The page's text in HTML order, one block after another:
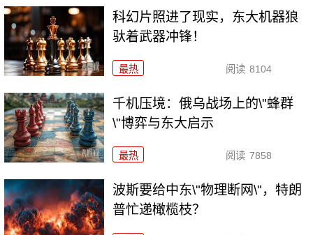
科幻片照进了现实，东大机器狼
驮着武器冲锋！
最热 阅读 8104
千机压境：俄乌战场上的\"蜂群
\"博弈与东大启示
最热 阅读 7858
波斯要给中东\"物理断网\"，特朗
普忙递橄榄枝？